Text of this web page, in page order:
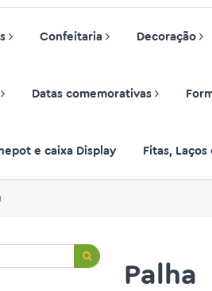
Confeitaria Decoração
Datas comemorativas
e caixa Display Fitas, Laços
Palha